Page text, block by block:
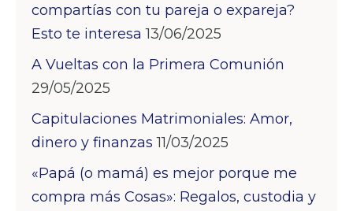
compartías con tu pareja o expareja?
Esto te interesa 13/06/2025
A Vueltas con la Primera Comunión
29/05/2025
Capitulaciones Matrimoniales: Amor,
dinero y finanzas 11/03/2025
«Papá (o mamá) es mejor porque me
compra más Cosas»: Regalos, custodia y